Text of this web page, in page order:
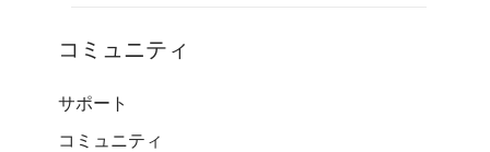
コミュニティ
サポート
コミュニティ